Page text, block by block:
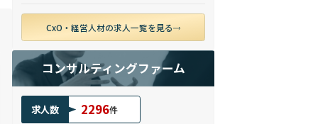
CxO・経営人材の求人一覧を見る
コンサルティングファーム
求人数 2296件